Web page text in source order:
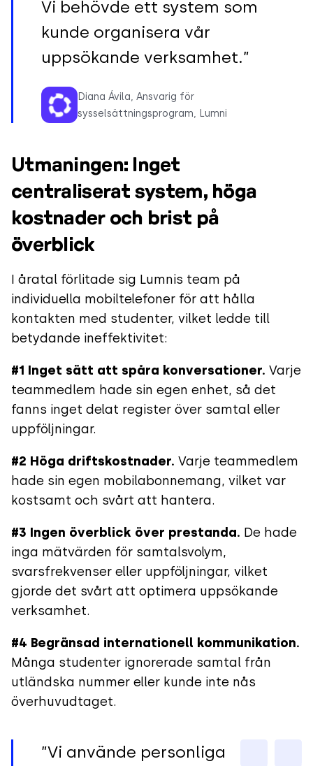
Vi behövde ett system som
kunde organisera vår
uppsökande verksamhet.”
Diana Ávila, Ansvarig för
sysselsättningsprogram, Lumni
Utmaningen: Inget
centraliserat system, höga
kostnader och brist på
överblick
I åratal förlitade sig Lumnis team på
individuella mobiltelefoner för att hålla
kontakten med studenter, vilket ledde till
betydande ineffektivitet:
#1 Inget sätt att spåra konversationer. Varje
teammedlem hade sin egen enhet, så det
fanns inget delat register över samtal eller
uppföljningar.
#2 Höga driftskostnader. Varje teammedlem
hade sin egen mobilabonnemang, vilket var
kostsamt och svårt att hantera.
#3 Ingen överblick över prestanda. De hade
inga mätvärden för samtalsvolym,
svarsfrekvenser eller uppföljningar, vilket
gjorde det svårt att optimera uppsökande
verksamhet.
#4 Begränsad internationell kommunikation.
Många studenter ignorerade samtal från
utländska nummer eller kunde inte nås
överhuvudtaget.
”Vi använde personliga